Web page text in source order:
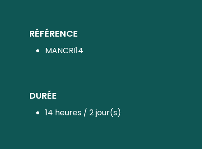
RÉFÉRENCE
MANCRI14
DURÉE
14 heures / 2 jour(s)